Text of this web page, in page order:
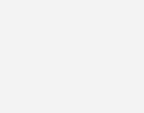
Toolbox“ eine „Inverter
implementieren. Dann könnte
Herstellern den
ins europäische Netz regeln.
einen Bonus für
Produktion. Spüren Sie
erst seit Kurzem fest, aber das